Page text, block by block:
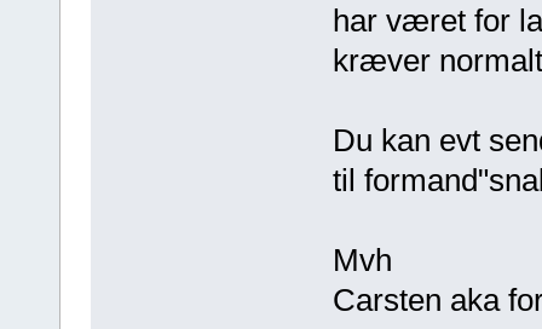
har været for
kræver
Du kan evt
til
Mvh
Carsten aka